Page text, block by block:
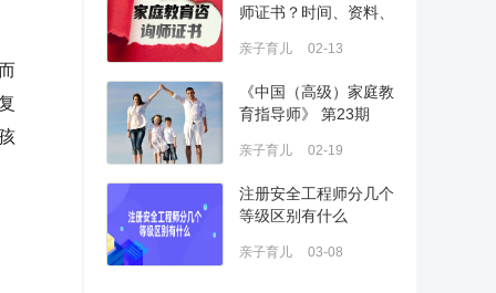
师证书？时间、资料、
亲子育儿 02-13
《中国（高级）家庭教
育指导师》 第23期
亲子育儿 02-19
注册安全工程师分几个
等级区别有什么
亲子育儿 03-08